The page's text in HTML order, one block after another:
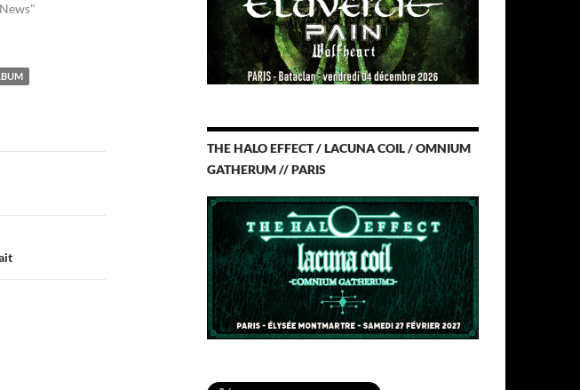
THE HALO EFFECT / LACUNA COIL / OMNIUM
GATHERUM // PARIS